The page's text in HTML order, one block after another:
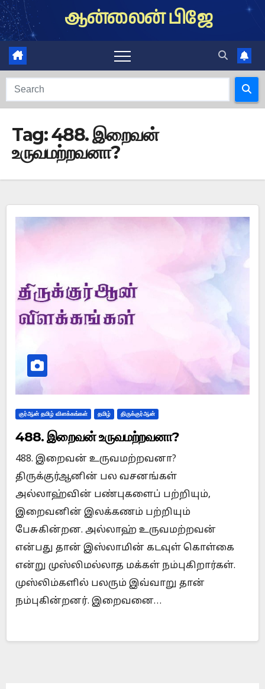
Skip
to
content
ஆன்லைன் பிஜே
Tag:488. இறைவன்
உருவமற்றவனா?
குர்ஆன் தமிழ் விளக்கங்கள் தமிழ் திருக்குர்ஆன்
488. இறைவன் உருவமற்றவனா?
488. இறைவன் உருவமற்றவனா?
திருக்குர்ஆனின் பல வசனங்கள்
அல்லாஹ்வின் பண்புகளைப் பற்றியும்,
இறைவனின் இலக்கணம் பற்றியும்
பேசுகின்றன. அல்லாஹ் உருவமற்றவன்
என்பது தான் இஸ்லாமின் கடவுள் கொள்கை
என்று முஸ்லிமல்லாத மக்கள் நம்புகிறார்கள்.
முஸ்லிம்களில் பலரும் இவ்வாறு தான்
நம்புகின்றனர். இறைவனை…